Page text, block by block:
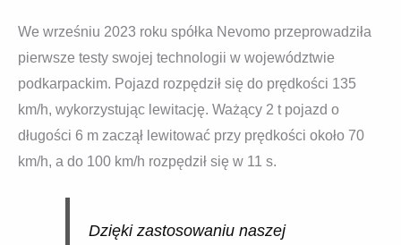
We wrześniu 2023 roku spółka Nevomo przeprowadziła
pierwsze testy swojej technologii w województwie
podkarpackim. Pojazd rozpędził się do prędkości 135
km/h, wykorzystując lewitację. Ważący 2 t pojazd o
długości 6 m zaczął lewitować przy prędkości około 70
km/h, a do 100 km/h rozpędził się w 11 s.
Dzięki zastosowaniu naszej